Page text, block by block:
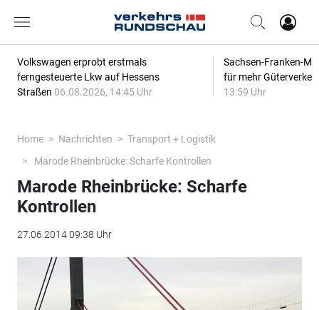
Volkswagen erprobt erstmals
ferngesteuerte Lkw auf Hessens
Straßen 06.08.2026, 14:45 Uhr
Sachsen-Franken-
für mehr
13:59 Uhr
Home Nachrichten
Transport + Logistik
Marode Rheinbrücke: Scharfe Kontrollen
Marode Rheinbrücke: Scharfe
Kontrollen
27.06.2014 09:38 Uhr